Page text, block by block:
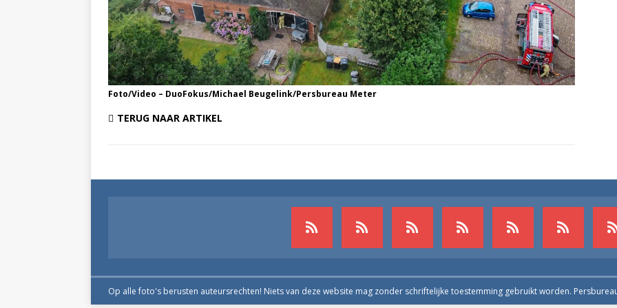
Foto/Video – DuoFokus/Michael Beugelink/Persbureau Meter
TERUG NAAR ARTIKEL
Op alle foto's berusten auteursrechten! Niets van deze website mag zonder schriftelijke toestemming gebruikt worden.